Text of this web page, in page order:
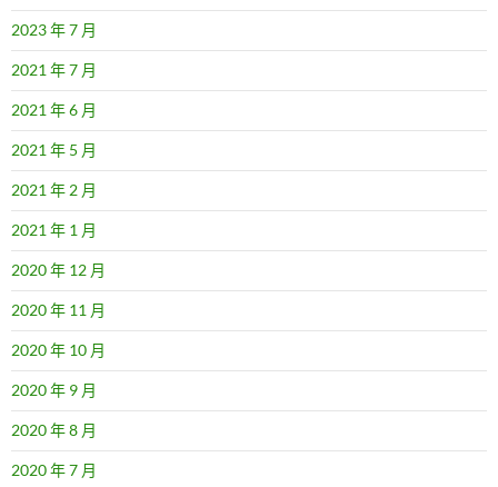
2023 年 7 月
2021 年 7 月
2021 年 6 月
2021 年 5 月
2021 年 2 月
2021 年 1 月
2020 年 12 月
2020 年 11 月
2020 年 10 月
2020 年 9 月
2020 年 8 月
2020 年 7 月